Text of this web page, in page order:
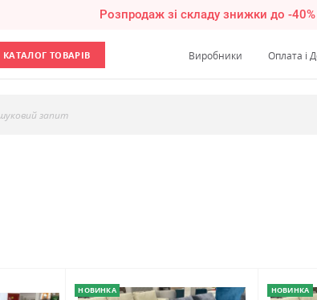
Розпродаж зі складу знижки до -40%
КАТАЛОГ ТОВАРІВ Виробники Оплата і
запит
НОВИНКА НОВИНКА